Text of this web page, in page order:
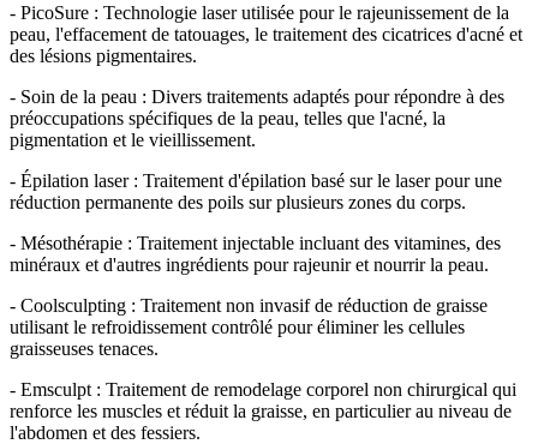
- PicoSure : Technologie laser utilisée pour le rajeunissement de la
peau, l'effacement de tatouages, le traitement des cicatrices d'acné et
des lésions pigmentaires.
- Soin de la peau : Divers traitements adaptés pour répondre à des
préoccupations spécifiques de la peau, telles que l'acné, la
pigmentation et le vieillissement.
- Épilation laser : Traitement d'épilation basé sur le laser pour une
réduction permanente des poils sur plusieurs zones du corps.
- Mésothérapie : Traitement injectable incluant des vitamines, des
minéraux et d'autres ingrédients pour rajeunir et nourrir la peau.
- Coolsculpting : Traitement non invasif de réduction de graisse
utilisant le refroidissement contrôlé pour éliminer les cellules
graisseuses tenaces.
- Emsculpt : Traitement de remodelage corporel non chirurgical qui
renforce les muscles et réduit la graisse, en particulier au niveau de
l'abdomen et des fessiers.